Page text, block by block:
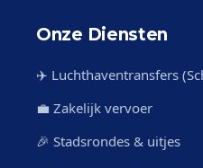
Onze Diensten
✈️ Luchthaventransfers
💼 Zakelijk vervoer
🎉 Stadsrondes & uitjes